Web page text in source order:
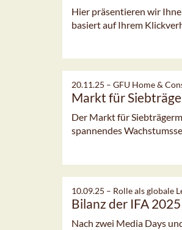
Hier präsentieren wir
basiert auf Ihrem
20.11.25 – GFU Home &
Markt für
Der Markt für
spannendes
10.09.25 – Rolle als globale
Bilanz der IFA
Nach zwei Media Days